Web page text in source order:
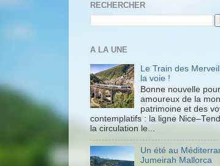
RECHERCHER
A LA UNE
Le Train des
la voie !
Bonne nouvelle
amoureux de la
patrimoine et des
contemplatifs : la ligne
la circulation le...
Un été au
Jumeirah Mallorca